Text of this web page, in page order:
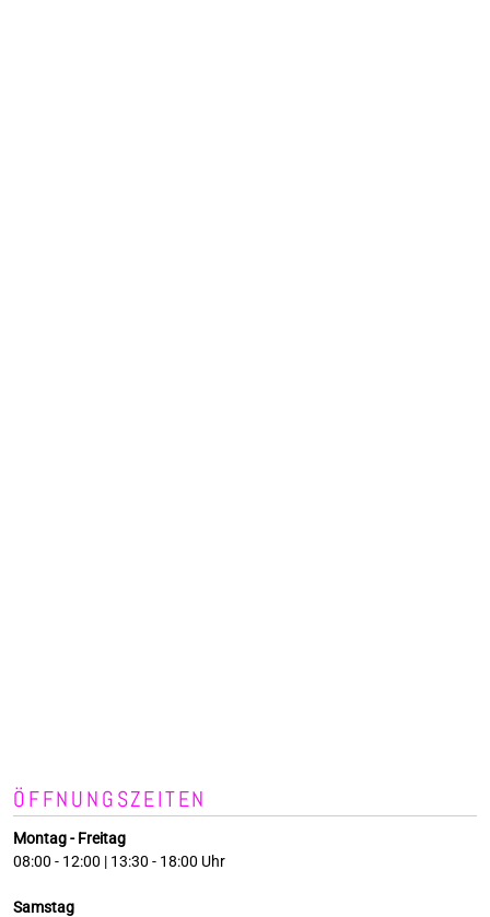
ÖFFNUNGSZEITEN
Montag - Freitag
08:00 - 12:00 | 13:30 - 18:00 Uhr
Samstag